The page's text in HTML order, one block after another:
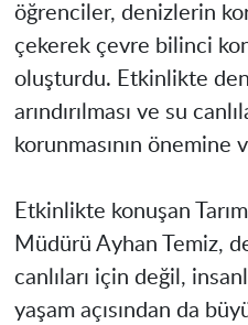
öğrenciler, denizlerin
çekerek çevre bilinci
oluşturdu. Etkinlikte
arındırılması ve su
korunmasının önemine
Etkinlikte konuşan
Müdürü Ayhan Temiz,
canlıları için değil,
yaşam açısından da